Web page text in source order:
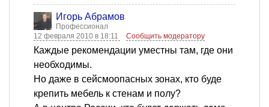
Игорь Абрамов
Профессионал
12 февраля 2010 в 18:11
Сообщить модератору
Каждые рекомендации уместны там, где они
необходимы.
Но даже в сейсмоопасных зонах, кто буде
крепить мебель к стенам и полу?